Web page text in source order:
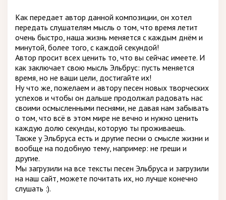
Как передает автор данной композиции, он хотел
передать слушателям мысль о том, что время летит
очень быстро, наша жизнь меняется с каждым днём и
минутой, более того, с каждой секундой!
Автор просит всех ценить то, что вы сейчас имеете. И
как заключает свою мысль Эльбрус: пусть меняется
время, но не ваши цели, достигайте их!
Ну что же, пожелаем и автору песен новых творческих
успехов и чтобы он дальше продолжал радовать нас
своими осмысленными песнями, не давая нам забывать
о том, что всё в этом мире не вечно и нужно ценить
каждую долю секунды, которую ты проживаешь.
Также у Эльбруса есть и другие песни о смысле жизни и
вообще на подобную тему, например: не греши и
другие.
Мы загрузили на все тексты песен Эльбруса и загрузили
на наш сайт, можете почитать их, но лучше конечно
слушать :).